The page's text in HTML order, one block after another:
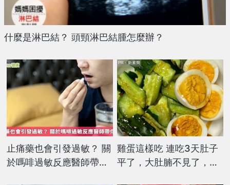
什麼是淋巴結？ 頭頸淋巴結腫怎麼辦？
止痛藥也會引發過敏？ 關
於嗎啡過敏反應醫師帶你
雞蛋這樣吃 連吃3天肚子
平了，大肚腩不見了，脂
PR・新素簡